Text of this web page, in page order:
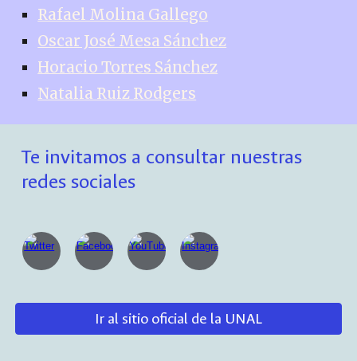
Rafael Molina Gallego
Oscar José Mesa Sánchez
Horacio Torres Sánchez
Natalia Ruiz Rodgers
Te invitamos a consultar nuestras
redes sociales
Ir al sitio oficial de la UNAL